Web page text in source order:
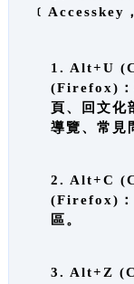
﹝Accesskey
1. Alt+U
(Firefox)：
頁、回文化
導覽、常見
2. Alt+C
(Firefox)：
區。
3. Alt+Z